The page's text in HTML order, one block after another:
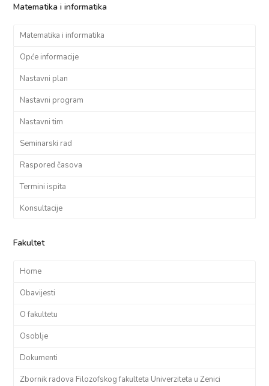
Matematika i informatika
Matematika i informatika
Opće informacije
Nastavni plan
Nastavni program
Nastavni tim
Seminarski rad
Raspored časova
Termini ispita
Konsultacije
Fakultet
Home
Obavijesti
O fakultetu
Osoblje
Dokumenti
Zbornik radova Filozofskog fakulteta Univerziteta u Zenici